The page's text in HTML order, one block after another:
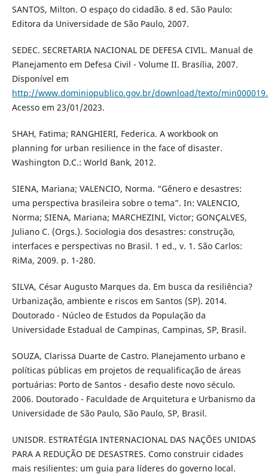
SANTOS, Milton. O espaço do cidadão. 8 ed. São Paulo:
Editora da Universidade de São Paulo, 2007.
SEDEC. SECRETARIA NACIONAL DE DEFESA CIVIL. Manual de
Planejamento em Defesa Civil - Volume II. Brasília, 2007.
Disponível em
http://www.dominiopublico.gov.br/download/texto/
Acesso em 23/01/2023.
SHAH, Fatima; RANGHIERI, Federica. A workbook on
planning for urban resilience in the face of disaster.
Washington D.C.: World Bank, 2012.
SIENA, Mariana; VALENCIO, Norma. “Gênero e desastres:
uma perspectiva brasileira sobre o tema”. In: VALENCIO,
Norma; SIENA, Mariana; MARCHEZINI, Victor; GONÇALVES,
Juliano C. (Orgs.). Sociologia dos desastres: construção,
interfaces e perspectivas no Brasil. 1 ed., v. 1. São Carlos:
RiMa, 2009. p. 1-280.
SILVA, César Augusto Marques da. Em busca da resiliência?
Urbanização, ambiente e riscos em Santos (SP). 2014.
Doutorado - Núcleo de Estudos da População da
Universidade Estadual de Campinas, Campinas, SP, Brasil.
SOUZA, Clarissa Duarte de Castro. Planejamento urbano e
políticas públicas em projetos de requalificação de áreas
portuárias: Porto de Santos - desafio deste novo século.
2006. Doutorado - Faculdade de Arquitetura e Urbanismo da
Universidade de São Paulo, São Paulo, SP, Brasil.
UNISDR. ESTRATÉGIA INTERNACIONAL DAS NAÇÕES UNIDAS
PARA A REDUÇÃO DE DESASTRES. Como construir cidades
mais resilientes: um guia para líderes do governo local.